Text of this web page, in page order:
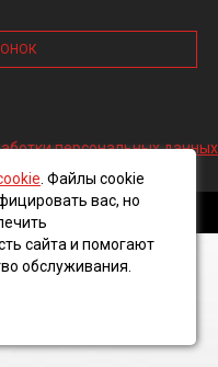
персональных данных
компания, 2016 ©
. Файлы cookie
вас, но
сайта и помогают
обслуживания.